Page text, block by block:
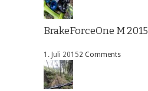
BrakeForceOne M 2015
1. Juli 20152 Comments